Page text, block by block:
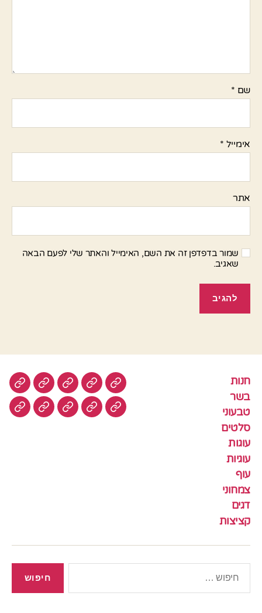
שם *
אימייל *
אתר
שמור בדפדפן זה את השם, האימייל והאתר שלי לפעם הבאה
שאגיב.
חנות
בשר
טבעוני
סלטים
עוגות
עוגיות
עוף
צמחוני
דגים
קציצות
חנות בשר טבעוניסלטים
עוגיותעוף צמחונידגים